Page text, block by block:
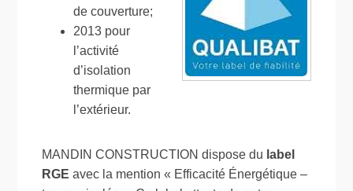
de couverture;
2013 pour
l’activité
d’isolation
thermique par
l’extérieur.
MANDIN CONSTRUCTION dispose du label
RGE avec la mention « Efficacité Énergétique –